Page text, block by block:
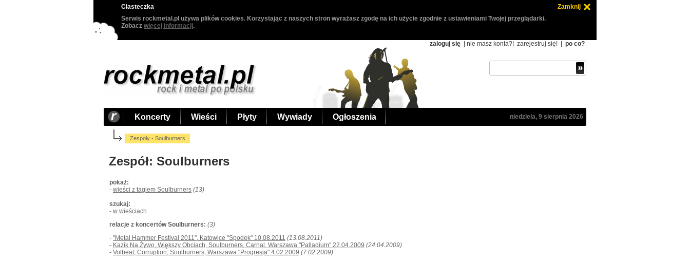
Ciasteczka
Zamknij
Serwis rockmetal.pl używa plików cookies. Korzystając z naszych stron wyrażasz zgodę na ich użycie zgodnie z ustawieniami Twojej przeglądarki.
Zobacz więcej informacji.
zaloguj się | nie masz konta?! zarejestruj się! po co?
Koncerty Wieści Płyty Wywiady Ogłoszenia niedziela, 9 sierpnia 2026
Zespoły - Soulburners
Zespół: Soulburners
pokaż:
- wieści z tagiem Soulburners (13)
szukaj:
- w wieściach
relacje z koncertów Soulburners: (3)
- "Metal Hammer Festival 2011", Katowice "Spodek" 10.08.2011 (13.08.2011)
- Kazik Na Żywo, Większy Obciach, Soulburners, Carnal, Warszawa "Palladium" 22.04.2009 (24.04.2009)
- Volbeat, Corruption, Soulburners, Warszawa "Progresja" 4.02.2009 (7.02.2009)